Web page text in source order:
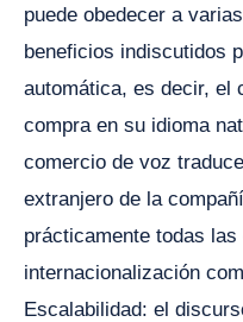
puede obedecer a
beneficios indiscutidos
automática, es decir, el
compra en su idioma
comercio de voz
extranjero de la
prácticamente todas
internacionalización
Escalabilidad: el